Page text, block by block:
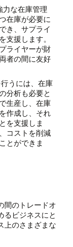
な在庫管理
在庫が必要に
き、サプライ
支援します。
ライヤーが財
者の間に友好
うには、在庫
分析も必要と
生産し、在庫
作成し、それ
を支援しま
コストを削減
とができま
間のトレードオ
るビジネスにと
上のさまざまな